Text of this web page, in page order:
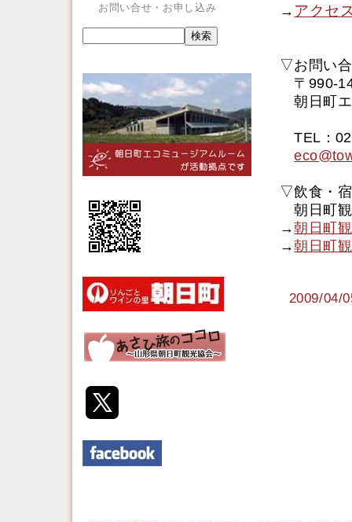
お問い合せ・お申し込み
→ アクセ
▽お問い
〒990-
朝日町エ
TEL：
▽飲食・
朝日町観
→朝日町
→朝日町
2009/04/